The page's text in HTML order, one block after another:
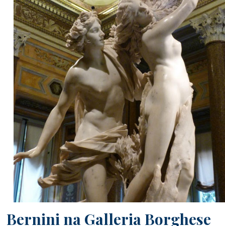
Bernini na Galleria Borghese